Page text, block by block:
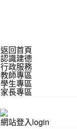
返回首頁
認識建德
行政服務
教師專區
學生專區
家長專區
網站登入login